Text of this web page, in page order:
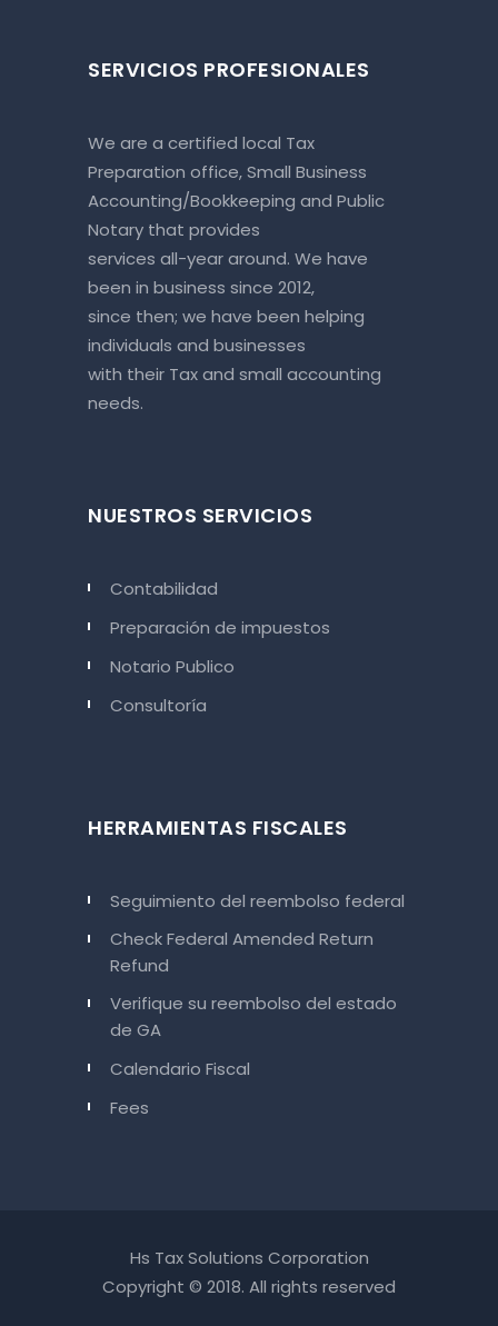
SERVICIOS PROFESIONALES
We are a certified local Tax
Preparation office, Small Business
Accounting/Bookkeeping and Public
Notary that provides
services all-year around. We have
been in business since 2012,
since then; we have been helping
individuals and businesses
with their Tax and small accounting
needs.
NUESTROS SERVICIOS
Contabilidad
Preparación de impuestos
Notario Publico
Consultoría
HERRAMIENTAS FISCALES
Seguimiento del reembolso federal
Check Federal Amended Return
Refund
Verifique su reembolso del estado
de GA
Calendario Fiscal
Fees
Hs Tax Solutions Corporation
Copyright © 2018. All rights reserved